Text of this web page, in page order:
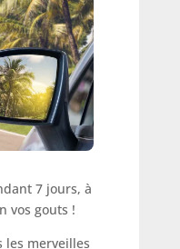
7 jours, à
vos gouts !
les merveilles